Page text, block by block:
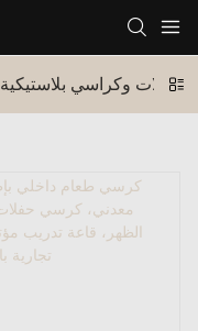
طاولات وكراسي بلاستيكية